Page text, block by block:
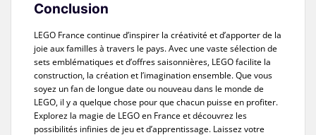
Conclusion
LEGO France continue d’inspirer la créativité et d’apporter de la
joie aux familles à travers le pays. Avec une vaste sélection de
sets emblématiques et d’offres saisonnières, LEGO facilite la
construction, la création et l’imagination ensemble. Que vous
soyez un fan de longue date ou nouveau dans le monde de
LEGO, il y a quelque chose pour que chacun puisse en profiter.
Explorez la magie de LEGO en France et découvrez les
possibilités infinies de jeu et d’apprentissage. Laissez votre